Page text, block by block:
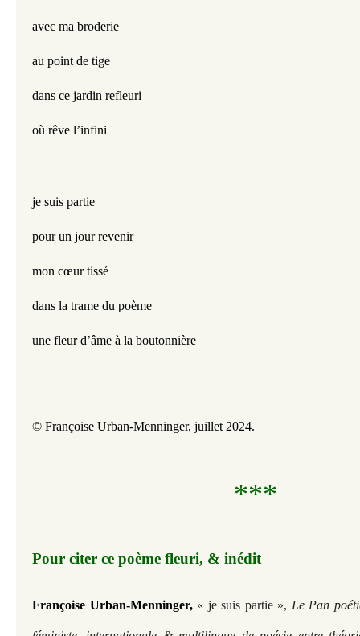
avec ma broderie
au point de tige
dans ce jardin refleuri
où rêve l’infini
je suis partie
pour un jour revenir
mon cœur tissé
dans la trame du poème
une fleur d’âme à la boutonnière
© Françoise Urban-Menninger, juillet 2024.
***
Pour citer ce poème fleuri, & inédit
Françoise Urban-Menninger, « je suis partie », Le Pan